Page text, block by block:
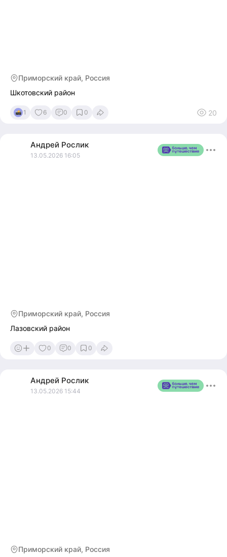
Приморский край, Россия
Шкотовский район
1 6 0 0 20
Андрей Рослик
13.05.2026 16:05
Приморский край, Россия
Лазовский район
0 0 0
Андрей Рослик
13.05.2026 15:44
Приморский край, Россия